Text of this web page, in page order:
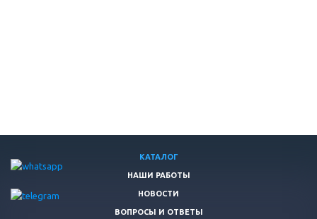
КАТАЛОГ
НАШИ РАБОТЫ
НОВОСТИ
ВОПРОСЫ И ОТВЕТЫ